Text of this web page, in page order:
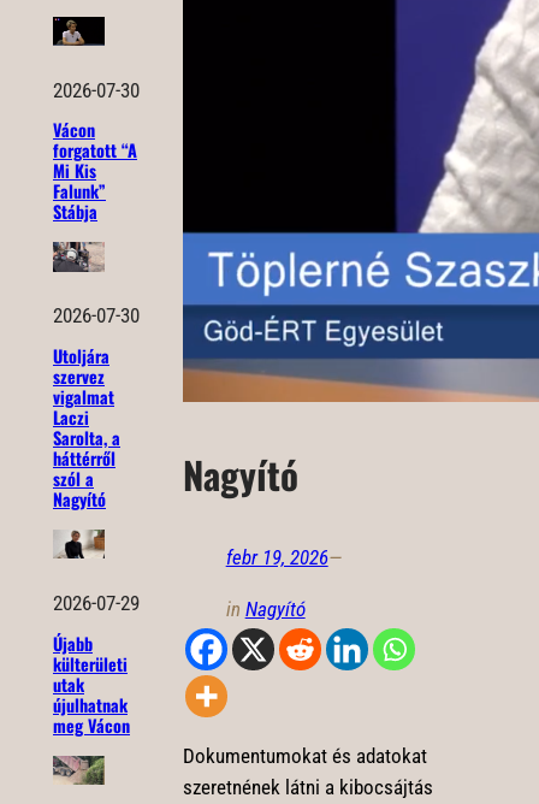
2026-07-30
Vácon
forgatott “A
Mi Kis
Falunk”
Stábja
2026-07-30
Utoljára
szervez
vigalmat
Laczi
Sarolta, a
háttérről
szól a
Nagyító
2026-07-29
Újabb
külterületi
utak
újulhatnak
meg Vácon
Nagyító
febr 19, 2026—
in Nagyító
Dokumentumokat és adatokat
szeretnének látni a kibocsájtás